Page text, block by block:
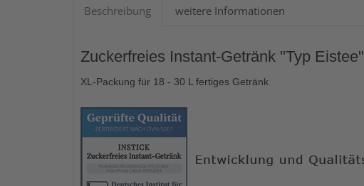
Beschreibung weitere Informationen
Zuckerfreies Instant-Getränk "Typ
XL-Packung für 18 - 30 L fertiges Getränk